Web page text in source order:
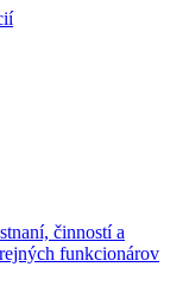
činností a
funkcionárov